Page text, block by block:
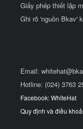
Giấy phép thiết lập
Ghi rõ 'nguồn Bkav'
Email:
Hotline: (024) 3763
Facebook: WhiteHat
Quy định và điều